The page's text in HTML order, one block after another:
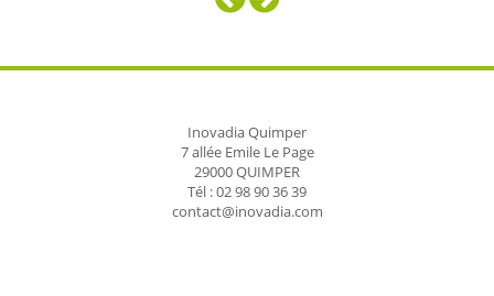
Inovadia Quimper
7 allée Emile Le Page
29000 QUIMPER
Tél : 02 98 90 36 39
contact@inovadia.com